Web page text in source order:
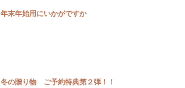
年末年始用にいかがですか
冬の贈り物 ご予約特典第２弾！！